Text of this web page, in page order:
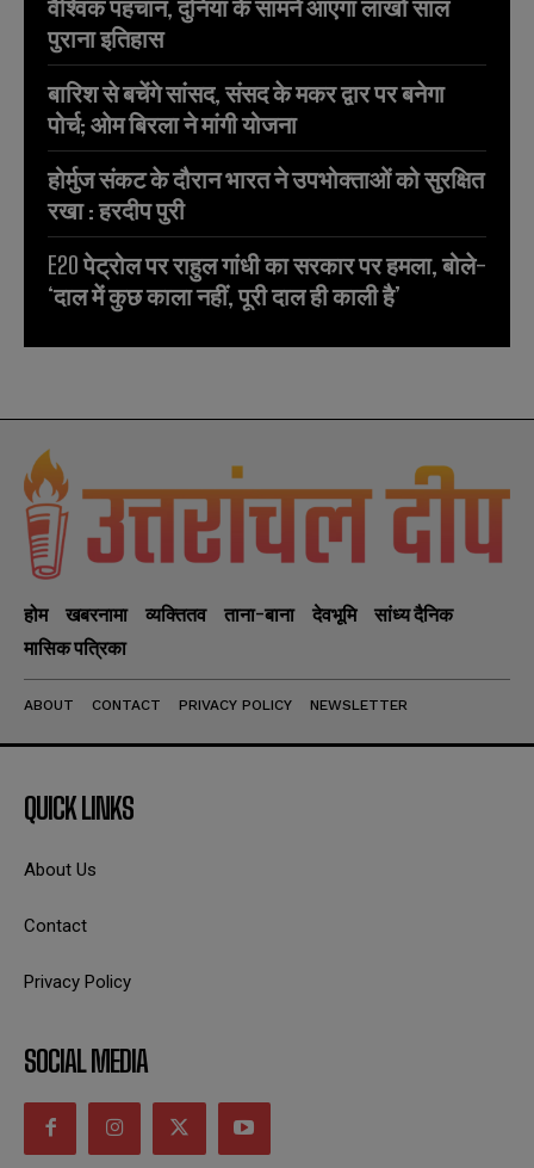
वैश्विक पहचान, दुनिया के सामने आएगा लाखों साल
पुराना इतिहास
बारिश से बचेंगे सांसद, संसद के मकर द्वार पर बनेगा
पोर्च; ओम बिरला ने मांगी योजना
होर्मुज संकट के दौरान भारत ने उपभोक्ताओं को सुरक्षित
रखा : हरदीप पुरी
E20 पेट्रोल पर राहुल गांधी का सरकार पर हमला, बोले-
‘दाल में कुछ काला नहीं, पूरी दाल ही काली है’
होम खबरनामा व्यक्तितव ताना-बाना देवभूमि
सांध्य दैनिक
मासिक पत्रिका
ABOUT CONTACT PRIVACY POLICY NEWSLETTER
QUICK LINKS
About Us
Contact
Privacy Policy
SOCIAL MEDIA